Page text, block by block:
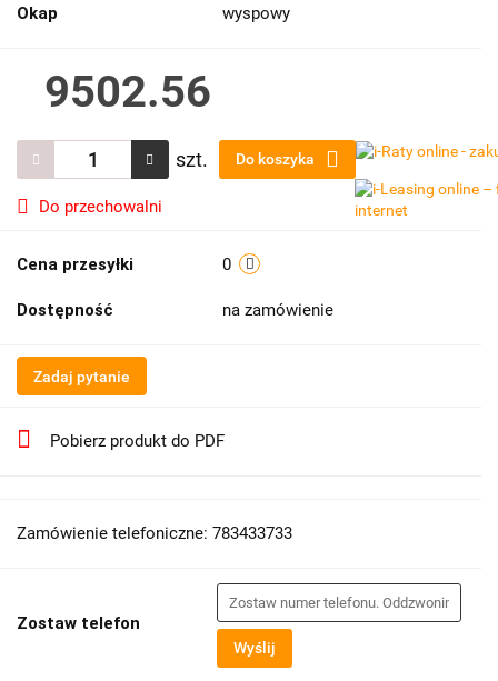
Okap wyspowy
9502.56
szt. Do koszyka
Do przechowalni
Cena przesyłki 0
Dostępność na zamówienie
Zadaj pytanie
Pobierz produkt do PDF
Zamówienie telefoniczne: 783433733
Zostaw telefon
Wyślij